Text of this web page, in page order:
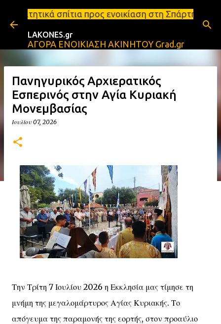
Μετάβαση στο κύριο περιεχόμενο
προς ενοικίαση στη Σπάρτη Ενοικιάσεις
LAKONES.gr
ΑΓΟΡΑ ΕΝΟΙΚΙΑΣΗ ΑΚΙΝΗΤΟΥ Grad.gr
Πανηγυρικός Αρχιερατικός
Εσπερινός στην Αγία Κυριακή
Μονεμβασίας
Ιουλίου 07, 2026
Την Τρίτη 7 Ιουλίου 2026 η Εκκλησία μας τίμησε τη
μνήμη της μεγαλομάρτυρος Αγίας Κυριακής. Το
απόγευμα της παραμονής της εορτής, στον προαύλιο